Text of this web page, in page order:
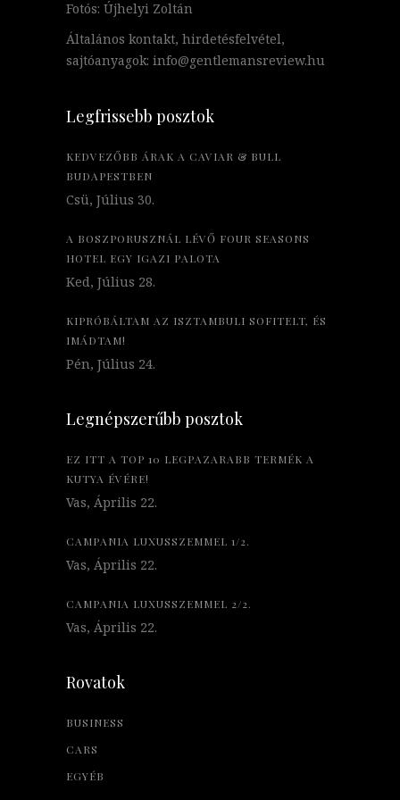
Fotós: Újhelyi Zoltán
Általános kontakt, hirdetésfelvétel,
sajtóanyagok: info@gentlemansreview.hu
Legfrissebb posztok
KEDVEZŐBB ÁRAK A CAVIAR & BULL
BUDAPESTBEN
Csü, Július 30.
A BOSZPORUSZNÁL LÉVŐ FOUR SEASONS
HOTEL EGY IGAZI PALOTA
Ked, Július 28.
KIPRÓBÁLTAM AZ ISZTAMBULI SOFITELT, ÉS
IMÁDTAM!
Pén, Július 24.
Legnépszerűbb posztok
EZ ITT A TOP 10 LEGPAZARABB TERMÉK A
KUTYA ÉVÉRE!
Vas, Április 22.
CAMPANIA LUXUSSZEMMEL 1/2.
Vas, Április 22.
CAMPANIA LUXUSSZEMMEL 2/2.
Vas, Április 22.
Rovatok
BUSINESS
CARS
EGYÉB